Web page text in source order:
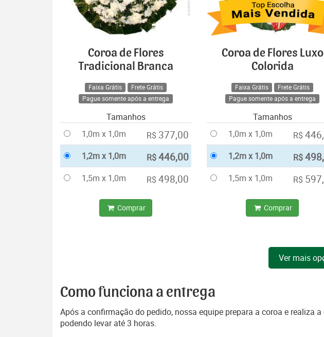
Coroa de Flores
Tradicional Branca
Faixa Grátis
Frete Grátis
Pague somente após a entrega
Tamanhos
1,0m x 1,0m
R$ 377,00
1,2m x 1,0m R$446,00
1,5m x 1,0m R$ 498,00
Comprar
Coroa de Flores Luxo
Colorida
Faixa Grátis
Frete Grátis
Pague somente após a entrega
Tamanhos
1,0m x 1,0m
R$
1,2m x 1,0m R$
1,5m x 1,0m R$
Comprar
Ver mais
Como funciona a entrega
Após a confirmação do pedido, nossa equipe prepara a coroa e realiza a
podendo levar até 3 horas.